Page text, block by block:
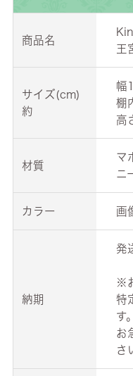
商品名
王
サイズ(cm)
約
幅
棚
高
材質
マ
ニ
カラー 画
納期
発
※
特
す。
お
さ